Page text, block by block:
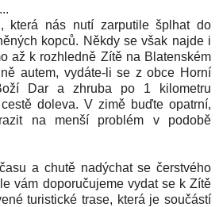
která nás nutí zarputile šplhat do
kopců. Někdy se však najde i
až k rozhledně Zítě na Blatenském
autem, vydáte-li se z obce Horní
Dar a zhruba po 1 kilometru
doleva. V zimě buďte opatrní,
na menší problém v podobě
a chutě nadýchat se čerstvého
vám doporučujeme vydat se k Zítě
turistické trase, která je součástí